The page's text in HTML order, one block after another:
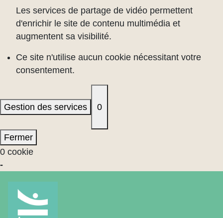
Les services de partage de vidéo permettent
d'enrichir le site de contenu multimédia et
augmentent sa visibilité.
Ce site n'utilise aucun cookie nécessitant votre
consentement.
Gestion des services 0
Fermer
0 cookie
-